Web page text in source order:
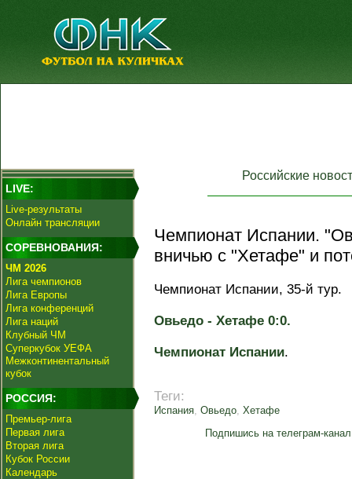
LIVE:
Live-результаты
Онлайн трансляции
СОРЕВНОВАНИЯ:
ЧМ 2026
Лига чемпионов
Лига Европы
Лига конференций
Лига наций
Клубный ЧМ
Суперкубок УЕФА
Межконтинентальный
кубок
РОССИЯ:
Премьер-лига
Первая лига
Вторая лига
Кубок России
Календарь
Российские
Чемпионат Испании.
вничью с "Хетафе" и
Чемпионат Испании, 35-й тур.
Овьедо - Хетафе 0:0.
Чемпионат Испании.
Теги:
Испания, Овьедо, Хетафе
Подпишись на телеграм-